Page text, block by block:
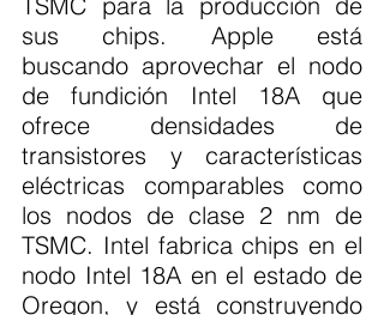
sus chips. Apple está
buscando aprovechar el nodo
de fundición Intel 18A que
ofrece densidades de
transistores y características
eléctricas comparables como
los nodos de clase 2 nm de
TSMC. Intel fabrica chips en el
nodo Intel 18A en el estado de
Oregon, y está construyendo